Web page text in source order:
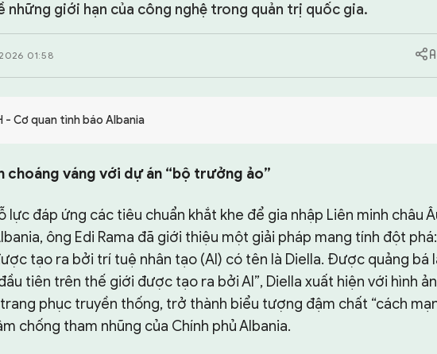
những giới hạn của công nghệ trong quản trị quốc gia.
01:58
- Cơ quan tình báo Albania
choáng váng với dự án “bộ trưởng ảo”
lực đáp ứng các tiêu chuẩn khắt khe để gia nhập Liên minh châu
ông Edi Rama đã giới thiệu một giải pháp mang tính đột
tạo ra bởi trí tuệ nhân tạo (AI) có tên là Diella. Được quảng bá
tiên trên thế giới được tạo ra bởi AI”, Diella xuất hiện với hình
phục truyền thống, trở thành biểu tượng đậm chất “cách
chống tham nhũng của Chính phủ Albania.